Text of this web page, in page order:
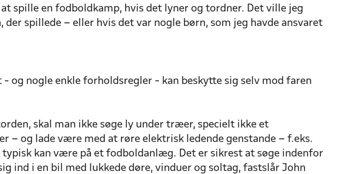
en fodboldkamp, hvis det lyner og tordner. Det ville jeg
spillede – eller hvis det var nogle børn, som jeg havde ansvaret
nogle enkle forholdsregler - kan beskytte sig selv mod faren
skal man ikke søge ly under træer, specielt ikke et
– og lade være med at røre elektrisk ledende genstande – f.eks.
kan være på et fodboldanlæg. Det er sikrest at søge indenfor
ind i en bil med lukkede døre, vinduer og soltag, fastslår John